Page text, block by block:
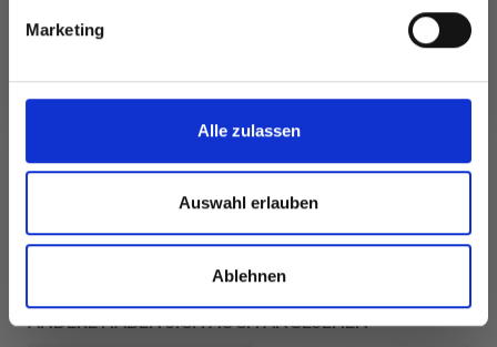
Marketing
Alle zulassen
Auswahl erlauben
Ablehnen
Preis ab
Alle Optionen
COTTON 8/4
Alle Optionen
ANDERE HABEN SICH AUCH ANGESEHEN